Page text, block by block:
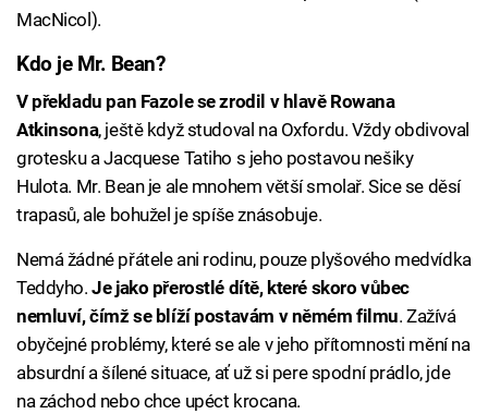
MacNicol).
Kdo je Mr. Bean?
V překladu pan Fazole se zrodil v hlavě Rowana
Atkinsona, ještě když studoval na Oxfordu. Vždy obdivoval
grotesku a Jacquese Tatiho s jeho postavou nešiky
Hulota. Mr. Bean je ale mnohem větší smolař. Sice se děsí
trapasů, ale bohužel je spíše znásobuje.
Nemá žádné přátele ani rodinu, pouze plyšového medvídka
Teddyho.Je jako přerostlé dítě, které skoro vůbec
nemluví, čímž se blíží postavám v němém filmu. Zažívá
obyčejné problémy, které se ale v jeho přítomnosti mění na
absurdní a šílené situace, ať už si pere spodní prádlo, jde
na záchod nebo chce upéct krocana.